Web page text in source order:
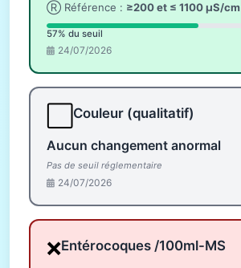
Ⓡ Référence : ≥200 et ≤ 1100 µS/cm
57% du seuil
24/07/2026
Couleur (qualitatif)
Aucun changement anormal
Pas de seuil réglementaire
24/07/2026
❌Entérocoques /100ml-MS